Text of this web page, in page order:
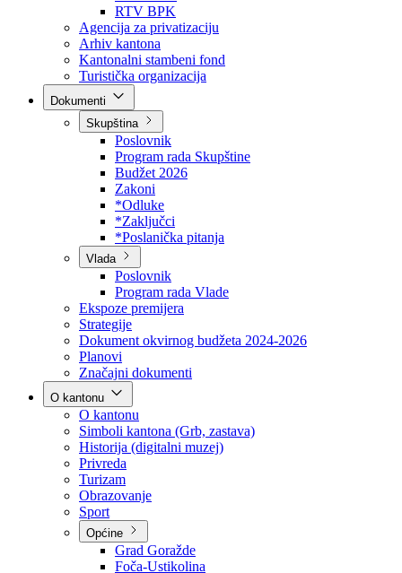
Direkcija za šumarstvo
Javna preduzeća
BPK šume
RTV BPK
Agencija za privatizaciju
Arhiv kantona
Kantonalni stambeni fond
Turistička organizacija
Skupština
Poslovnik
Program rada Skupštine
Budžet 2026
Zakoni
*Odluke
*Zaključci
*Poslanička pitanja
Vlada
Poslovnik
Program rada Vlade
Ekspoze premijera
Strategije
Dokument okvirnog budžeta 2024-2026
Planovi
Značajni dokumenti
O kantonu
O kantonu
Simboli kantona (Grb, zastava)
Historija (digitalni muzej)
Privreda
Turizam
Obrazovanje